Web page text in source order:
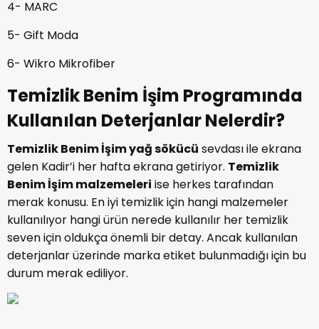
4- MARC
5- Gift Moda
6- Wikro Mikrofiber
Temizlik Benim İşim Programında
Kullanılan Deterjanlar Nelerdir?
Temizlik Benim İşimyağ sökücü sevdası ile ekrana
gelen Kadir’i her hafta ekrana getiriyor. Temizlik
Benim İşim malzemeleri ise herkes tarafından
merak konusu. En iyi temizlik için hangi malzemeler
kullanılıyor hangi ürün nerede kullanılır her temizlik
seven için oldukça önemli bir detay. Ancak kullanılan
deterjanlar üzerinde marka etiket bulunmadığı için bu
durum merak ediliyor.